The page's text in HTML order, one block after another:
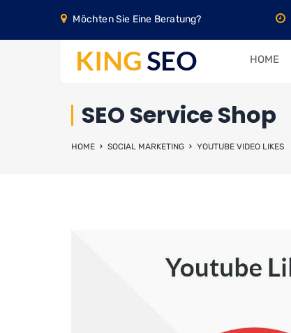
Möchten Sie Eine Beratung?
HOME
SEO Service Shop
HOME SOCIAL MARKETING YOUTUBE VIDEO LIKES